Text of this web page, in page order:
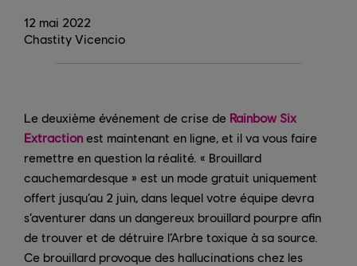
12 mai 2022
Chastity Vicencio
Le deuxième événement de crise de Rainbow Six
Extraction est maintenant en ligne, et il va vous faire
remettre en question la réalité. « Brouillard
cauchemardesque » est un mode gratuit uniquement
offert jusqu’au 2 juin, dans lequel votre équipe devra
s’aventurer dans un dangereux brouillard pourpre afin
de trouver et de détruire l’Arbre toxique à sa source.
Ce brouillard provoque des hallucinations chez les